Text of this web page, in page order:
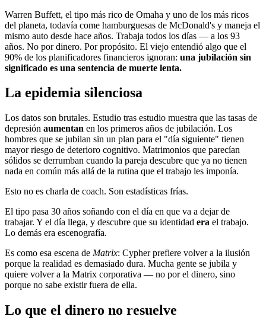
Warren Buffett, el tipo más rico de Omaha y uno de los más ricos
del planeta, todavía come hamburguesas de McDonald's y maneja el
mismo auto desde hace años. Trabaja todos los días — a los 93
años. No por dinero. Por propósito. El viejo entendió algo que el
90% de los planificadores financieros ignoran: una jubilación sin
significado es una sentencia de muerte lenta.
La epidemia silenciosa
Los datos son brutales. Estudio tras estudio muestra que las tasas de
depresión aumentan en los primeros años de jubilación. Los
hombres que se jubilan sin un plan para el "día siguiente" tienen
mayor riesgo de deterioro cognitivo. Matrimonios que parecían
sólidos se derrumban cuando la pareja descubre que ya no tienen
nada en común más allá de la rutina que el trabajo les imponía.
Esto no es charla de coach. Son estadísticas frías.
El tipo pasa 30 años soñando con el día en que va a dejar de
trabajar. Y el día llega, y descubre que su identidad era el trabajo.
Lo demás era escenografía.
Es como esa escena de Matrix: Cypher prefiere volver a la ilusión
porque la realidad es demasiado dura. Mucha gente se jubila y
quiere volver a la Matrix corporativa — no por el dinero, sino
porque no sabe existir fuera de ella.
Lo que el dinero no resuelve